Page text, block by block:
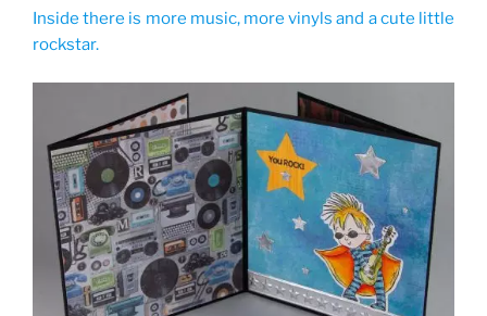
Inside there is more music, more vinyls and a cute little
rockstar.